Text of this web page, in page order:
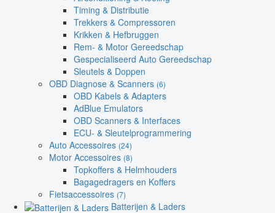
Timing & Distributie
Trekkers & Compressoren
Krikken & Hefbruggen
Rem- & Motor Gereedschap
Gespecialiseerd Auto Gereedschap
Sleutels & Doppen
OBD Diagnose & Scanners (6)
OBD Kabels & Adapters
AdBlue Emulators
OBD Scanners & Interfaces
ECU- & Sleutelprogrammering
Auto Accessoires (24)
Motor Accessoires (8)
Topkoffers & Helmhouders
Bagagedragers en Koffers
Fietsaccessoires (7)
Batterijen & Laders